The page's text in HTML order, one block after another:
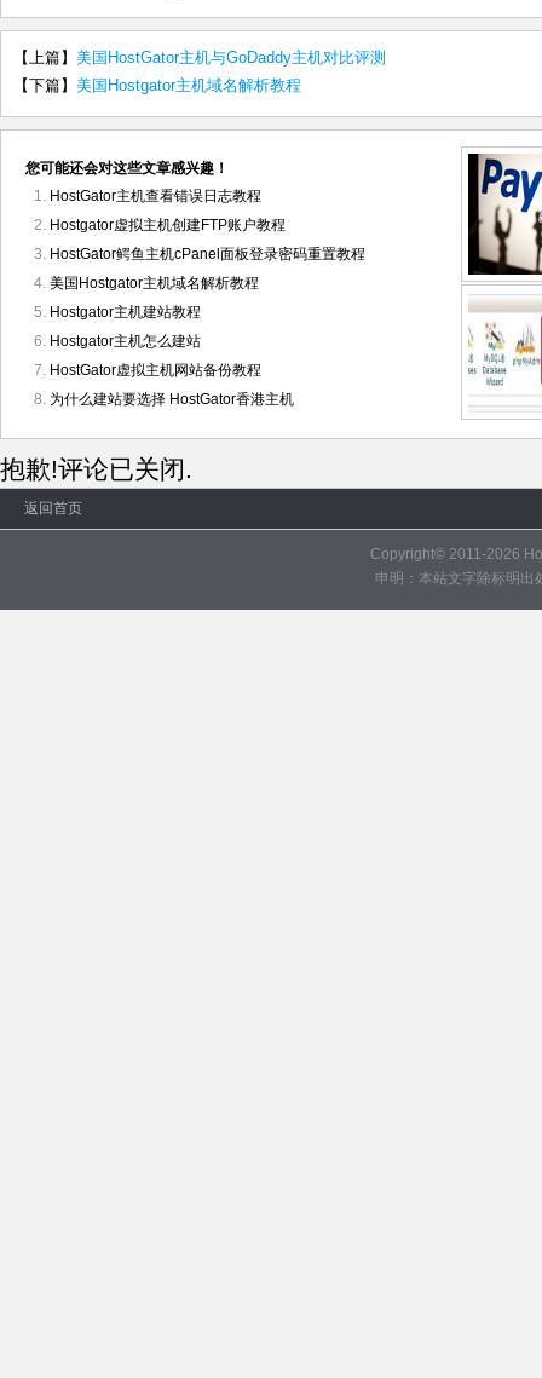
【上篇】 美国HostGator主机与GoDaddy主机对比评测
【下篇】 美国Hostgator主机域名解析教程
您可能还会对这些文章感兴趣！
HostGator主机查看错误日志教程
Hostgator虚拟主机创建FTP账户教程
HostGator鳄鱼主机cPanel面板登录密码重置教程
美国Hostgator主机域名解析教程
Hostgator主机建站教程
Hostgator主机怎么建站
HostGator虚拟主机网站备份教程
为什么建站要选择 HostGator香港主机
抱歉!评论已关闭.
返回首页
Copyright© 2011-2026
申明：本站文字除标明出